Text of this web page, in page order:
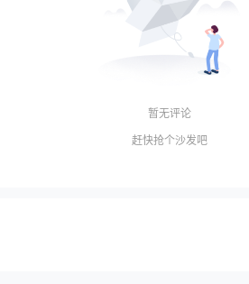
暂无评论
赶快抢个沙发吧